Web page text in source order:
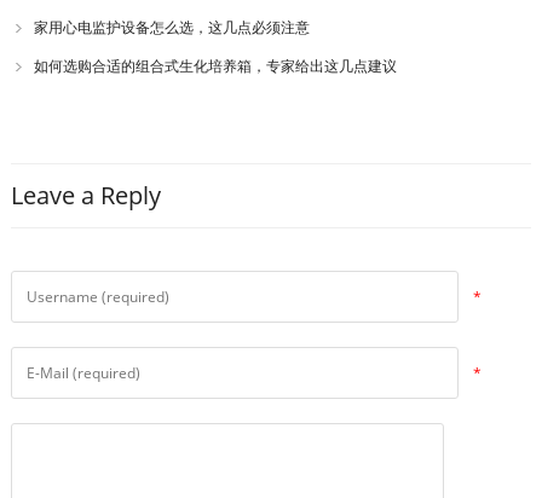
家用心电监护设备怎么选，这几点必须注意
如何选购合适的组合式生化培养箱，专家给出这几点建议
Leave a Reply
*
*